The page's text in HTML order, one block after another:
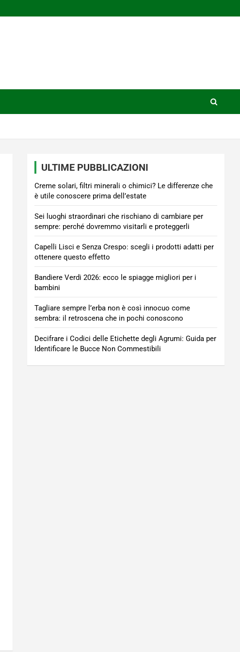
ULTIME PUBBLICAZIONI
Creme solari, filtri minerali o chimici? Le differenze che
è utile conoscere prima dell’estate
Sei luoghi straordinari che rischiano di cambiare per
sempre: perché dovremmo visitarli e proteggerli
Capelli Lisci e Senza Crespo: scegli i prodotti adatti per
ottenere questo effetto
Bandiere Verdi 2026: ecco le spiagge migliori per i
bambini
Tagliare sempre l’erba non è così innocuo come
sembra: il retroscena che in pochi conoscono
Decifrare i Codici delle Etichette degli Agrumi: Guida per
Identificare le Bucce Non Commestibili